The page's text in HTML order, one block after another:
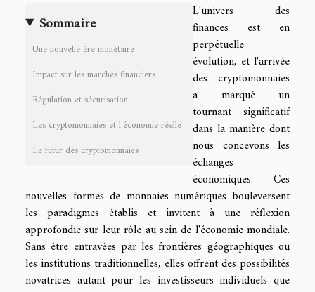
Sommaire
Une nouvelle ère monétaire
Impact sur les marchés financiers
Régulation et sécurisation
Les cryptomonnaies et l'économie réelle
Le futur des cryptomonnaies
L'univers des
finances est en
perpétuelle
évolution, et l'arrivée
des cryptomonnaies
a marqué un
tournant significatif
dans la manière dont
nous concevons les
échanges
économiques. Ces
nouvelles formes de monnaies numériques bouleversent
les paradigmes établis et invitent à une réflexion
approfondie sur leur rôle au sein de l'économie mondiale.
Sans être entravées par les frontières géographiques ou
les institutions traditionnelles, elles offrent des possibilités
novatrices autant pour les investisseurs individuels que